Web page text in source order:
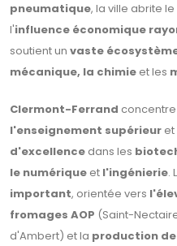
pneumatique, la ville abrite le
l'influence économique
soutient un vaste
mécanique, la chimie et les
Clermont-Ferrand
l'enseignement supérieur et
d'excellence dans les
le numérique et l'ingénierie.
important, orientée vers
fromages AOP (Saint-
d'Ambert) et la production